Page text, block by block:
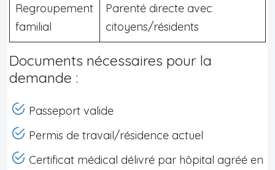
Regroupement
familial
Parenté directe avec
citoyens/résidents
Documents nécessaires pour la
demande :
Passeport valide
Permis de travail/résidence actuel
Certificat médical délivré par hôpital agréé en